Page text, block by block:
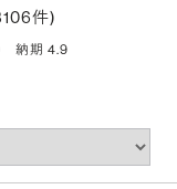
件)
納期 4.9